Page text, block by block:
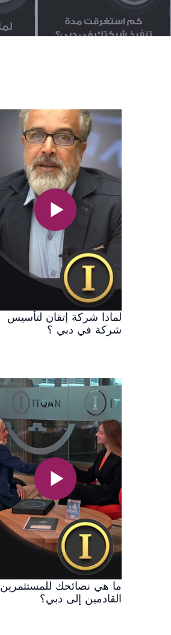
لماذا شركة إتقان لتأسيس
شركة في دبي ؟
ما هي نصائحك للمستثمرين
القادمين إلى دبي؟